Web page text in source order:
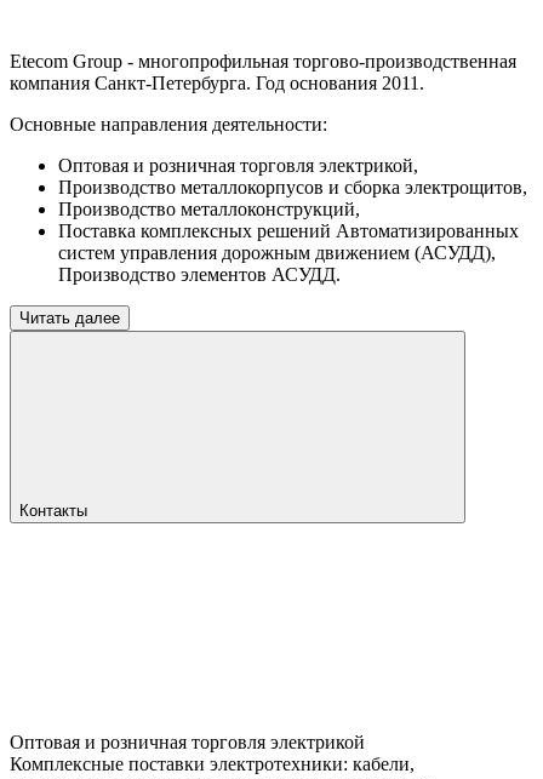
Etecom Group - многопрофильная торгово-производственная
компания Санкт-Петербурга. Год основания 2011.
Основные направления деятельности:
Оптовая и розничная торговля электрикой,
Производство металлокорпусов и сборка электрощитов,
Производство металлоконструкций,
Поставка комплексных решений Автоматизированных
систем управления дорожным движением (АСУДД),
Производство элементов АСУДД.
Читать далее
Контакты
Оптовая и розничная торговля электрикой
Комплексные поставки электротехники: кабели,